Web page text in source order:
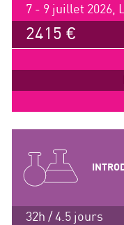
7 - 9 juillet 2026,
2415 €
32h / 4.5 jours